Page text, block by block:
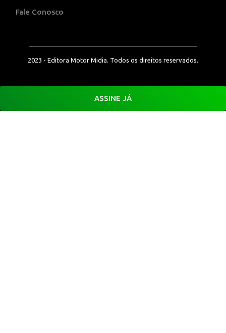
Fale Conosco
2023 - Editora Motor Midia. Todos os direitos reservados.
ASSINE JÁ